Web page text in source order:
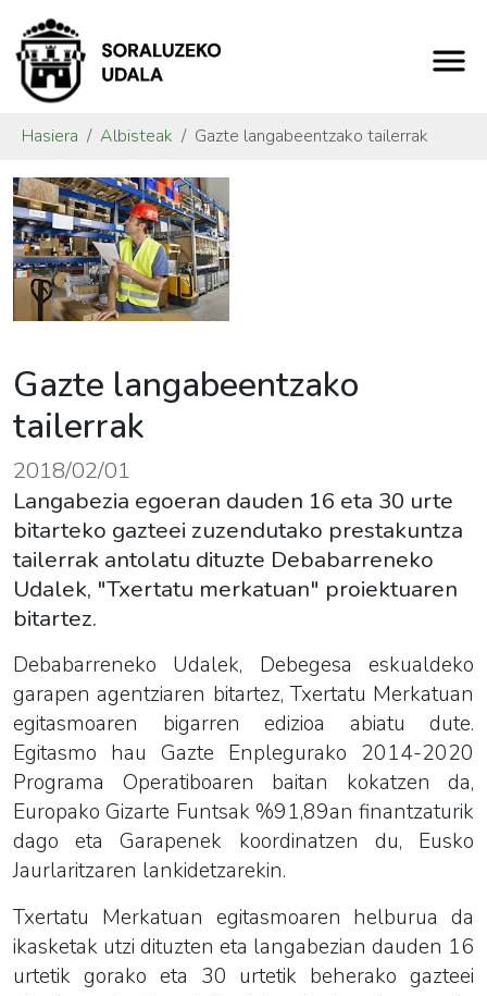
Hasiera Albisteak Gazte langabeentzako tailerrak
Gazte langabeentzako
tailerrak
2018/02/01
Langabezia egoeran dauden 16 eta 30 urte
bitarteko gazteei zuzendutako prestakuntza
tailerrak antolatu dituzte Debabarreneko
Udalek, "Txertatu merkatuan" proiektuaren
bitartez.
Debabarreneko Udalek, Debegesa eskualdeko
garapen agentziaren bitartez, Txertatu Merkatuan
egitasmoaren bigarren edizioa abiatu dute.
Egitasmo hau Gazte Enplegurako 2014-2020
Programa Operatiboaren baitan kokatzen da,
Europako Gizarte Funtsak %91,89an finantzaturik
dago eta Garapenek koordinatzen du, Eusko
Jaurlaritzaren lankidetzarekin.
Txertatu Merkatuan egitasmoaren helburua da
ikasketak utzi dituzten eta langabezian dauden 16
urtetik gorako eta 30 urtetik beherako gazteei